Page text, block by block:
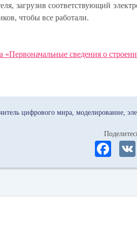
загрузив соответствующий
чтобы все работали.
«Первоначальные сведения о
цифрового мира моделирование
Fa
ce
ok